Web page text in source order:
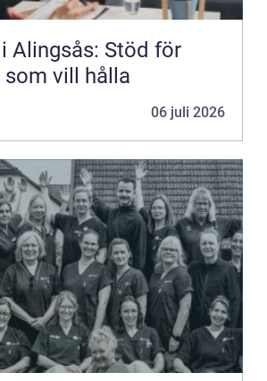
Alingsås: Stöd för
vill hålla
06 juli 2026